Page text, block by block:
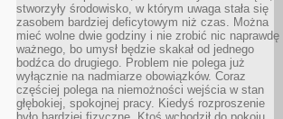
stworzyły środowisko, w którym uwaga stała się
zasobem bardziej deficytowym niż czas. Można
mieć wolne dwie godziny i nie zrobić nic naprawdę
ważnego, bo umysł będzie skakał od jednego
bodźca do drugiego. Problem nie polega już
wyłącznie na nadmiarze obowiązków. Coraz
częściej polega na niemożności wejścia w stan
głębokiej, spokojnej pracy. Kiedyś rozproszenie